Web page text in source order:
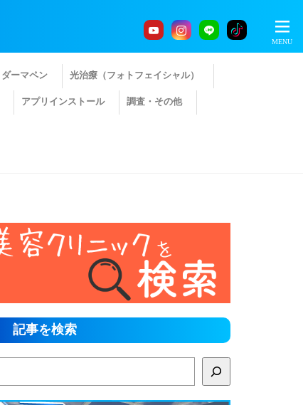
ダーマペン 光治療（フォトフェイシャル）
アプリインストール 調査・その他
記事を検索